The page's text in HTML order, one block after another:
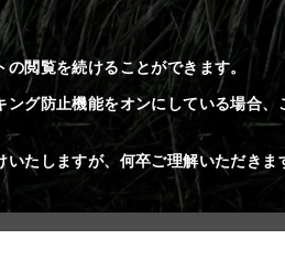
閲覧を続けることができます。
ング防止機能をオンにしている場合、
たしますが、何卒ご理解いただきま